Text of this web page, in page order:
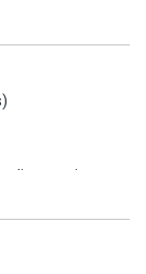
alimentation pour
réserve de